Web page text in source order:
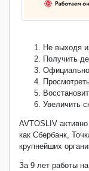
Не выходя
Получить
Официально
Увеличить
AVTOSLIV
как Сбербанк,
крупнейших
За 9 лет работы